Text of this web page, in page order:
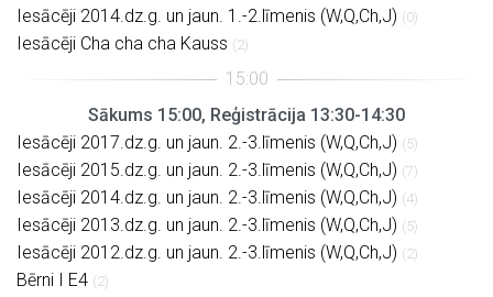
Iesācēji 2014.dz.g. un jaun. 1.-2.līmenis (W,Q,Ch,J) (0)
Iesācēji Cha cha cha Kauss (2)
Sākums 15:00, Reģistrācija 13:30-14:30
Iesācēji 2017.dz.g. un jaun. 2.-3.līmenis (W,Q,Ch,J) (5)
Iesācēji 2015.dz.g. un jaun. 2.-3.līmenis (W,Q,Ch,J) (7)
Iesācēji 2014.dz.g. un jaun. 2.-3.līmenis (W,Q,Ch,J) (4)
Iesācēji 2013.dz.g. un jaun. 2.-3.līmenis (W,Q,Ch,J) (5)
Iesācēji 2012.dz.g. un jaun. 2.-3.līmenis (W,Q,Ch,J) (2)
Bērni I E4 (2)